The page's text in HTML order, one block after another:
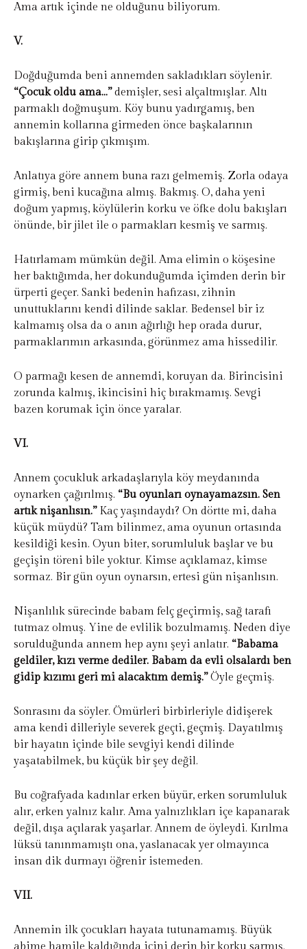
Ama artık içinde ne olduğunu biliyorum.
V.
Doğduğumda beni annemden sakladıkları söylenir.
“Çocuk oldu ama…”demişler, sesi alçaltmışlar. Altı
parmaklı doğmuşum. Köy bunu yadırgamış, ben
annemin kollarına girmeden önce başkalarının
bakışlarına girip çıkmışım.
Anlatıya göre annem buna razı gelmemiş. Zorla odaya
girmiş, beni kucağına almış. Bakmış. O, daha yeni
doğum yapmış, köylülerin korku ve öfke dolu bakışları
önünde, bir jilet ile o parmakları kesmiş ve sarmış.
Hatırlamam mümkün değil. Ama elimin o köşesine
her baktığımda, her dokunduğumda içimden derin bir
ürperti geçer. Sanki bedenin hafızası, zihnin
unuttuklarını kendi dilinde saklar. Bedensel bir iz
kalmamış olsa da o anın ağırlığı hep orada durur,
parmaklarımın arkasında, görünmez ama hissedilir.
O parmağı kesen de annemdi, koruyan da. Birincisini
zorunda kalmış, ikincisini hiç bırakmamış. Sevgi
bazen korumak için önce yaralar.
VI.
Annem çocukluk arkadaşlarıyla köy meydanında
oynarken çağırılmış. “Bu oyunları oynayamazsın. Sen
artık nişanlısın.” Kaç yaşındaydı? On dörtte mi, daha
küçük müydü? Tam bilinmez, ama oyunun ortasında
kesildiği kesin. Oyun biter, sorumluluk başlar ve bu
geçişin töreni bile yoktur. Kimse açıklamaz, kimse
sormaz. Bir gün oyun oynarsın, ertesi gün nişanlısın.
Nişanlılık sürecinde babam felç geçirmiş, sağ tarafı
tutmaz olmuş. Yine de evlilik bozulmamış. Neden diye
sorulduğunda annem hep aynı şeyi anlatır. “Babama
geldiler, kızı verme dediler. Babam da evli olsalardı ben
gidip kızımı geri mi alacaktım demiş.”Öyle geçmiş.
Sonrasını da söyler. Ömürleri birbirleriyle didişerek
ama kendi dilleriyle severek geçti, geçmiş. Dayatılmış
bir hayatın içinde bile sevgiyi kendi dilinde
yaşatabilmek, bu küçük bir şey değil.
Bu coğrafyada kadınlar erken büyür, erken sorumluluk
alır, erken yalnız kalır. Ama yalnızlıkları içe kapanarak
değil, dışa açılarak yaşarlar. Annem de öyleydi. Kırılma
lüksü tanınmamıştı ona, yaslanacak yer olmayınca
insan dik durmayı öğrenir istemeden.
VII.
Annemin ilk çocukları hayata tutunamamış. Büyük